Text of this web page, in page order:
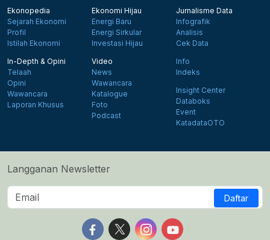
Ekonopedia
Sejarah Ekonomi
Profil
Istilah Ekonomi
Ekonomi Hijau
Energi Baru
Energi Sirkular
Investasi Hijau
Jurnalisme Data
Infografik
Analisis
Cek Data
In-Depth & Opini
Telaah
Opini
Wawancara
Laporan Khusus
Video
News
Wawancara
Katalogue
Foto
Podcast
Info
Indeks
Insight Center
Databoks
Event
KatadataOTO
Langganan Newsletter
Daftar
Follow us on Facebook
Follow us on X
Follow us on Instagram
Follow us on